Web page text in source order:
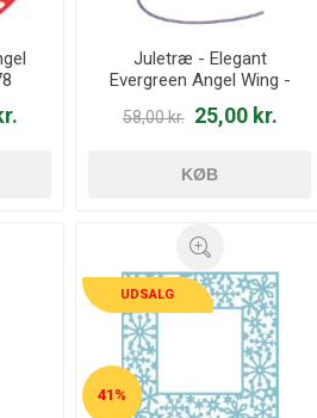
Juletræ - Elegant
Evergreen Angel Wing -
dies - DL144A
58,00 kr. 25,00 kr.
KØB
UDSALG
41%